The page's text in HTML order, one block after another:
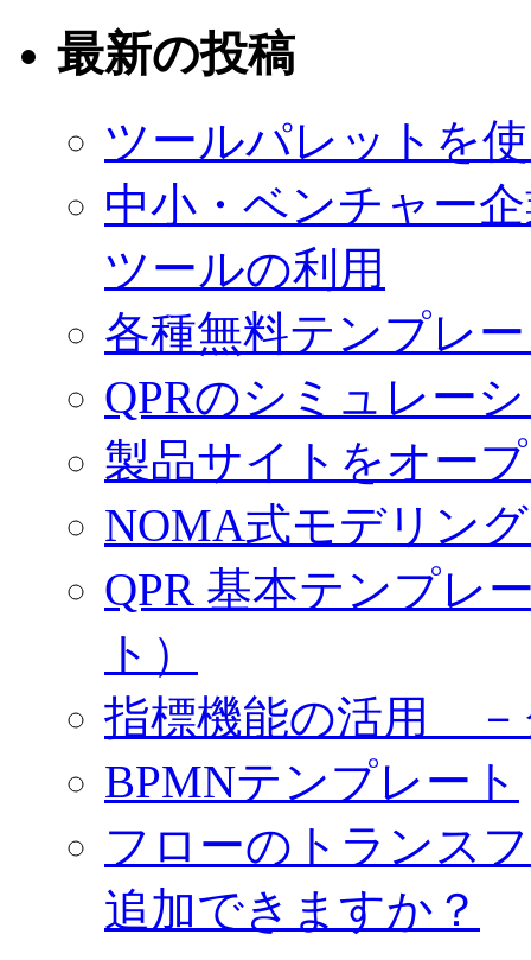
最新の投稿
ツールパレットを
中小・ベンチャー
ツールの利用
各種無料テンプレ
QPRのシミュレー
製品サイトをオー
NOMA式モデリン
QPR 基本テンプレ
ト）
指標機能の活用 －
BPMNテンプレート
フローのトランス
追加できますか？